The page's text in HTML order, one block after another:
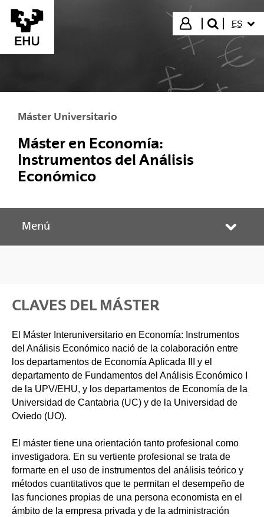
Saltar al contenido principal
Iniciar sesión
buscar"
ES
Máster Universitario
Máster en Economía:
Instrumentos del Análisis
Económico
Menú
CLAVES DEL MÁSTER
El Máster Interuniversitario en Economía: Instrumentos
del Análisis Económico nació de la colaboración entre
los departamentos de Economía Aplicada III y el
departamento de Fundamentos del Análisis Económico I
de la UPV/EHU, y los departamentos de Economía de la
Universidad de Cantabria (UC) y de la Universidad de
Oviedo (UO).
El máster tiene una orientación tanto profesional como
investigadora. En su vertiente profesional se trata de
formarte en el uso de instrumentos del análisis teórico y
métodos cuantitativos que te permitan el desempeño de
las funciones propias de una persona economista en el
ámbito de la empresa privada y de la administración